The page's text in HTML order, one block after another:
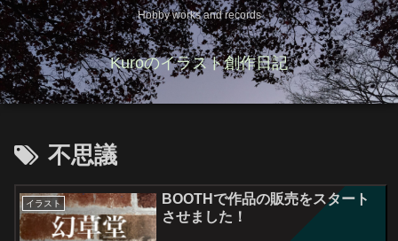
Hobby works and records
Kuroのイラスト創作日記
不思議
イラスト
BOOTHで作品の販売をスタート
させました！